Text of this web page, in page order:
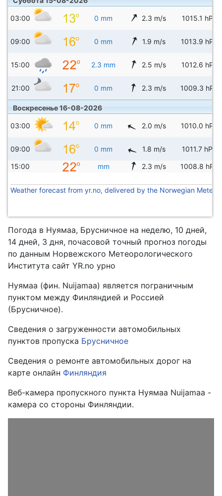
03:00 0 mm 2.3 m/s 1015.1 hPa
09:00 0 mm 1.9 m/s 1013.9 hPa
15:00 2.3 mm 2.5 m/s 1012.6 hPa
21:00 0 mm 2.3 m/s 1009.3 hPa
Воскресенье 16-08-2026
03:00 0 mm 2.0 m/s 1010.0 hPa
09:00 0 mm 1.8 m/s 1011.7 hPa
15:00 mm 2.3 m/s 1008.8 hPa
Weather forecast from yr.no, delivered by the Norwegian
Погода в Нуямаа, Брусничное на неделю, 10 дней,
14 дней, 3 дня, почасовой точный прогноз погоды
по данным Норвежского Метеорологического
Института сайт YR.no урно
Нуямаа (фин. Nuijamaa) является пограничным
пунктом между Финляндией и Россией
(Брусничное).
Сведения о загруженности автомобильных
пунктов пропуска Брусничное
Сведения о ремонте автомобильных дорог на
карте онлайн Финляндия
Веб-камера пропускного пункта Нуямаа Nuijamaa -
камера со стороны Финляндии.